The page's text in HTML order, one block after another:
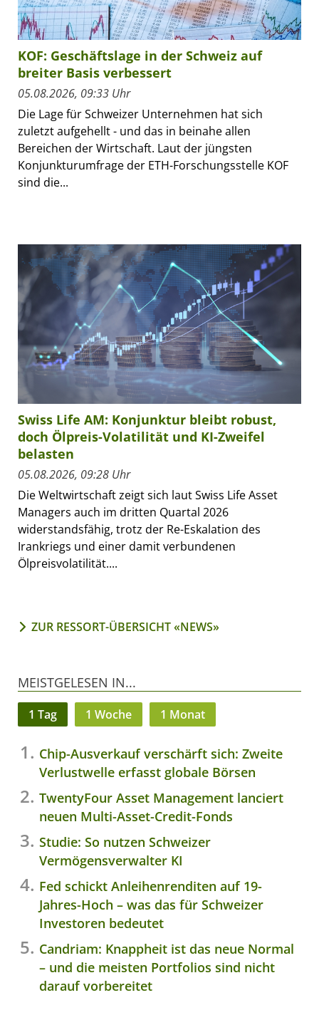
KOF: Geschäftslage in der Schweiz auf
breiter Basis verbessert
05.08.2026, 09:33 Uhr
Die Lage für Schweizer Unternehmen hat sich
zuletzt aufgehellt - und das in beinahe allen
Bereichen der Wirtschaft. Laut der jüngsten
Konjunkturumfrage der ETH-Forschungsstelle KOF
sind die...
Swiss Life AM: Konjunktur bleibt robust,
doch Ölpreis-Volatilität und KI-Zweifel
belasten
05.08.2026, 09:28 Uhr
Die Weltwirtschaft zeigt sich laut Swiss Life Asset
Managers auch im dritten Quartal 2026
widerstandsfähig, trotz der Re-Eskalation des
Irankriegs und einer damit verbundenen
Ölpreisvolatilität....
ZUR RESSORT-ÜBERSICHT «NEWS»
MEISTGELESEN IN...
1 Tag 1 Woche 1 Monat
Chip-Ausverkauf verschärft sich: Zweite
Verlustwelle erfasst globale Börsen
TwentyFour Asset Management lanciert
neuen Multi-Asset-Credit-Fonds
Studie: So nutzen Schweizer
Vermögensverwalter KI
Fed schickt Anleihenrenditen auf 19-
Jahres-Hoch – was das für Schweizer
Investoren bedeutet
Candriam: Knappheit ist das neue Normal
– und die meisten Portfolios sind nicht
darauf vorbereitet